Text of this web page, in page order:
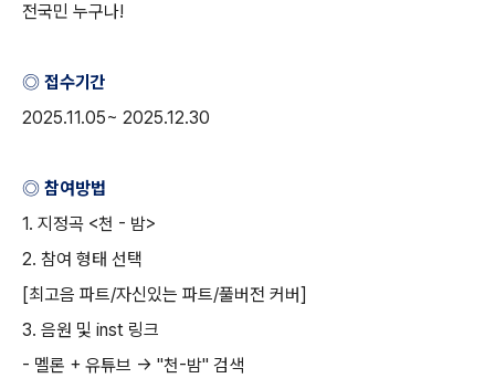
전국민 누구나!
◎ 접수기간
2025.11.05~ 2025.12.30
◎ 참여방법
1. 지정곡 <천 - 밤>
2. 참여 형태 선택
[최고음 파트/자신있는 파트/풀버전 커버]
3. 음원 및 inst 링크
- 멜론 + 유튜브 → "천-밤" 검색